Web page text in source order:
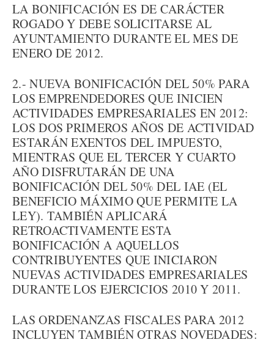
LA BONIFICACIÓN ES DE CARÁCTER
ROGADO Y DEBE SOLICITARSE AL
AYUNTAMIENTO DURANTE EL MES DE
ENERO DE 2012.
2.- NUEVA BONIFICACIÓN DEL 50% PARA
LOS EMPRENDEDORES QUE INICIEN
ACTIVIDADES EMPRESARIALES EN 2012:
LOS DOS PRIMEROS AÑOS DE ACTIVIDAD
ESTARÁN EXENTOS DEL IMPUESTO,
MIENTRAS QUE EL TERCER Y CUARTO
AÑO DISFRUTARÁN DE UNA
BONIFICACIÓN DEL 50% DEL IAE (EL
BENEFICIO MÁXIMO QUE PERMITE LA
LEY). TAMBIÉN APLICARÁ
RETROACTIVAMENTE ESTA
BONIFICACIÓN A AQUELLOS
CONTRIBUYENTES QUE INICIARON
NUEVAS ACTIVIDADES EMPRESARIALES
DURANTE LOS EJERCICIOS 2010 Y 2011.
LAS ORDENANZAS FISCALES PARA 2012
INCLUYEN TAMBIÉN OTRAS NOVEDADES: